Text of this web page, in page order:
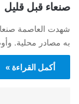
صنعاء قبل قليل
شهدت العاصمة
به مصادر محلية.
أكمل القراءة »